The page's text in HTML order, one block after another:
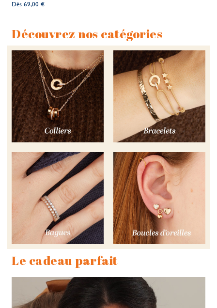
Dès 69,00 €
Découvrez nos catégories
Le cadeau parfait